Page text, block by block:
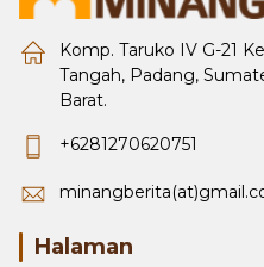
Komp. Taruko IV G-21
Tangah, Padang,
Barat.
+6281270620751
Halaman